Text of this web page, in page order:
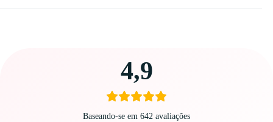
4,9
Baseando-se em 642 avaliações